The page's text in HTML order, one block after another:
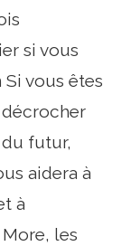
si vous
vous êtes
futur,
aidera à
à
les